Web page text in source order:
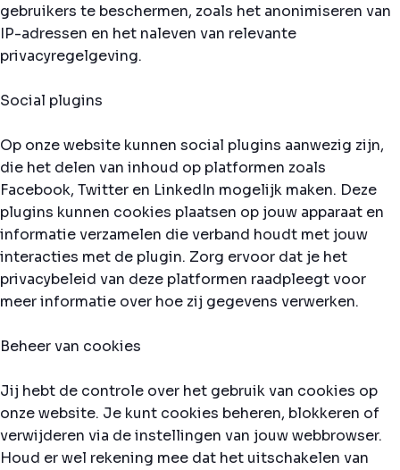
gebruikers te beschermen, zoals het anonimiseren van
IP-adressen en het naleven van relevante
privacyregelgeving.
Social plugins
Op onze website kunnen social plugins aanwezig zijn,
die het delen van inhoud op platformen zoals
Facebook, Twitter en LinkedIn mogelijk maken. Deze
plugins kunnen cookies plaatsen op jouw apparaat en
informatie verzamelen die verband houdt met jouw
interacties met de plugin. Zorg ervoor dat je het
privacybeleid van deze platformen raadpleegt voor
meer informatie over hoe zij gegevens verwerken.
Beheer van cookies
Jij hebt de controle over het gebruik van cookies op
onze website. Je kunt cookies beheren, blokkeren of
verwijderen via de instellingen van jouw webbrowser.
Houd er wel rekening mee dat het uitschakelen van